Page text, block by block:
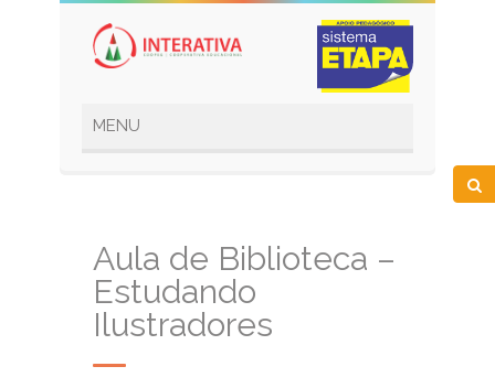
Aula de Biblioteca –
Estudando
Ilustradores